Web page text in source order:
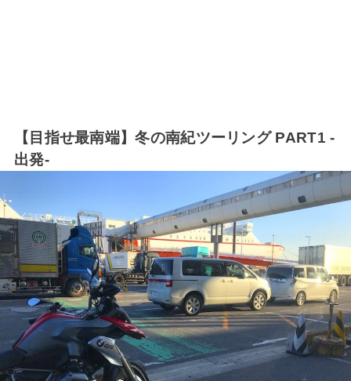
【目指せ最南端】冬の南紀ツーリング PART1 -
出発-